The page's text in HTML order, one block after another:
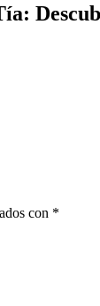
con *